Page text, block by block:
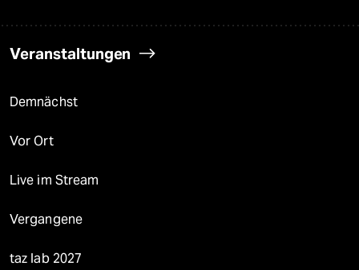
Veranstaltungen
Demnächst
Vor Ort
Live im Stream
Vergangene
taz lab 2027